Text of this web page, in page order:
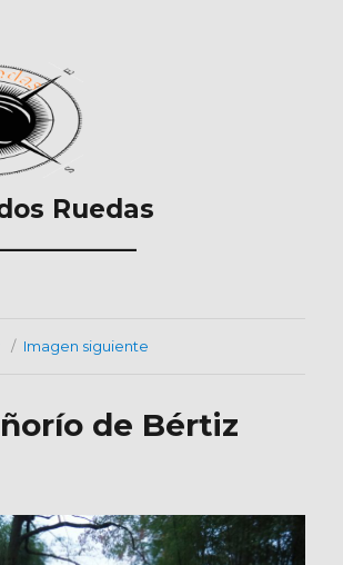
Ruedas
Imagen siguiente
de Bértiz